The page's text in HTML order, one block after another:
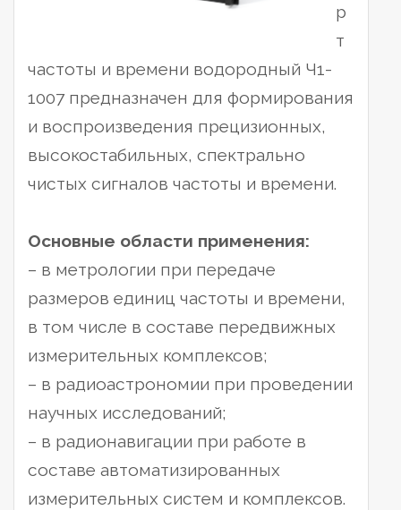
р
т
частоты и времени водородный Ч1-
1007 предназначен для формирования
и воспроизведения прецизионных,
высокостабильных, спектрально
чистых сигналов частоты и времени.
Основные области применения:
– в метрологии при передаче
размеров единиц частоты и времени,
в том числе в составе передвижных
измерительных комплексов;
– в радиоастрономии при проведении
научных исследований;
– в радионавигации при работе в
составе автоматизированных
измерительных систем и комплексов.